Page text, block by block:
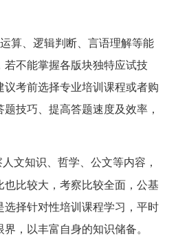
算、逻辑判断、言语理解等能
不能掌握各版块独特应试技
考前选择专业培训课程或者购
技巧、提高答题速度及效率，
人文知识、哲学、公文等内容，
比较大，考察比较全面，公基
择针对性培训课程学习，平时
，以丰富自身的知识储备。